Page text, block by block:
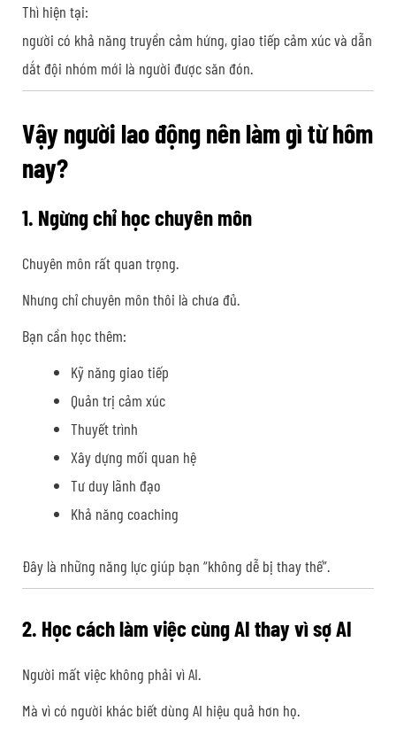
Thì hiện tại:
người có khả năng truyền cảm hứng, giao tiếp cảm xúc và dẫn
dắt đội nhóm mới là người được săn đón.
Vậy người lao động nên làm gì từ hôm
nay?
1. Ngừng chỉ học chuyên môn
Chuyên môn rất quan trọng.
Nhưng chỉ chuyên môn thôi là chưa đủ.
Bạn cần học thêm:
Kỹ năng giao tiếp
Quản trị cảm xúc
Thuyết trình
Xây dựng mối quan hệ
Tư duy lãnh đạo
Khả năng coaching
Đây là những năng lực giúp bạn “không dễ bị thay thế”.
2. Học cách làm việc cùng AI thay vì sợ AI
Người mất việc không phải vì AI.
Mà vì có người khác biết dùng AI hiệu quả hơn họ.